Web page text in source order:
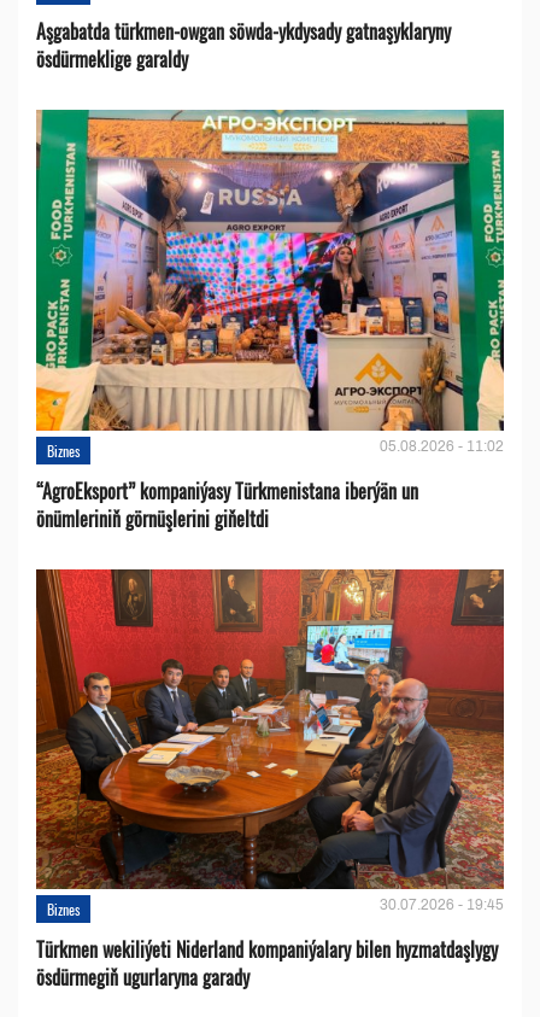
Aşgabatda türkmen-owgan söwda-ykdysady gatnaşyklaryny
ösdürmeklige garaldy
Biznes 05.08.2026 - 11:02
“AgroEksport” kompaniýasy Türkmenistana iberýän un
önümleriniň görnüşlerini giňeltdi
Biznes 30.07.2026 - 19:45
Türkmen wekiliýeti Niderland kompaniýalary bilen hyzmatdaşlygy
ösdürmegiň ugurlaryna garady